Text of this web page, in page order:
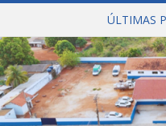
ÚLTIMAS